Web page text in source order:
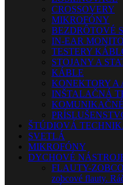
CROSSOVERY
MIKROFÓNY
BEZDRÔTOVÉ
IN-EAR
TESTERY
STOJANY A
KÁBLE
KONEKTORY A
INŠTALAČNÁ
ŠTÚDIOVÁ
SVETLÁ
MIKROFÓNY
DYCHOVÉ
FLAUTY-
zobcové flauty.